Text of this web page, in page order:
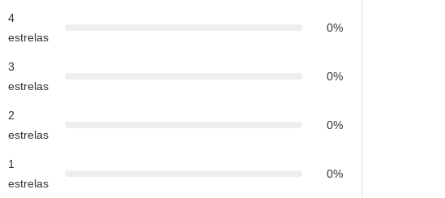
4
estrelas
0%
3
estrelas
0%
2
estrelas
0%
1
estrelas
0%